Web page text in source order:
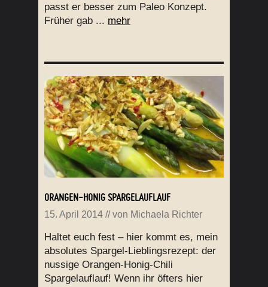
passt er besser zum Paleo Konzept.
Früher gab ... mehr
ORANGEN-HONIG SPARGELAUFLAUF
15. April 2014 // von Michaela Richter
Haltet euch fest – hier kommt es, mein
absolutes Spargel-Lieblingsrezept: der
nussige Orangen-Honig-Chili
Spargelauflauf! Wenn ihr öfters hier